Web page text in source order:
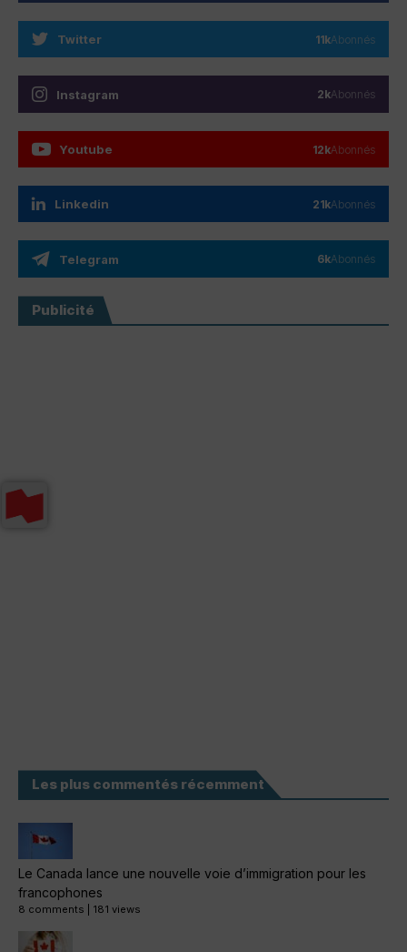
Twitter 11kAbonnés
Instagram 2kAbonnés
Youtube 12kAbonnés
Linkedin 21kAbonnés
Telegram 6kAbonnés
Publicité
Les plus commentés récemment
Le Canada lance une nouvelle voie d’immigration pour les
francophones
8 comments 181 views